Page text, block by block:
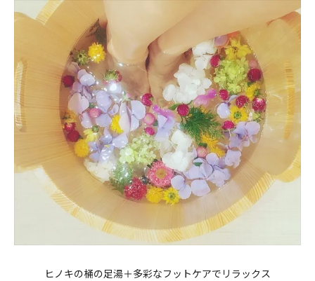
ヒノキの桶の足湯＋多彩なフットケアでリラックス